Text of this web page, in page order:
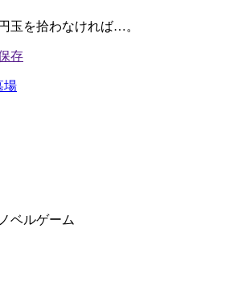
玉を拾わなければ…。
ベルゲーム